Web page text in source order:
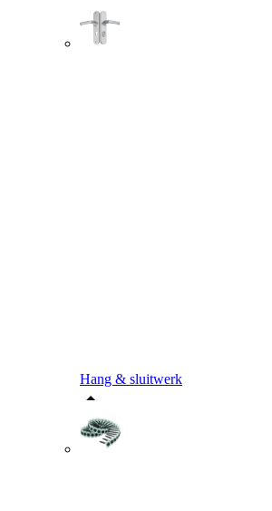
Hang & sluitwerk